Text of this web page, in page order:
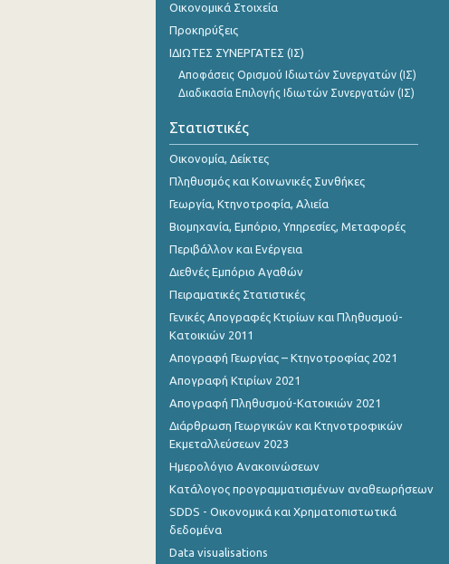
Οικονομικά Στοιχεία
Προκηρύξεις
ΙΔΙΩΤΕΣ ΣΥΝΕΡΓΑΤΕΣ (ΙΣ)
Αποφάσεις Ορισμού Ιδιωτών Συνεργατών (ΙΣ)
Διαδικασία Επιλογής Ιδιωτών Συνεργατών (ΙΣ)
Στατιστικές
Οικονομία, Δείκτες
Πληθυσμός και Κοινωνικές Συνθήκες
Γεωργία, Κτηνοτροφία, Αλιεία
Βιομηχανία, Εμπόριο, Υπηρεσίες, Μεταφορές
Περιβάλλον και Ενέργεια
Διεθνές Εμπόριο Αγαθών
Πειραματικές Στατιστικές
Γενικές Απογραφές Κτιρίων και Πληθυσμού-
Κατοικιών 2011
Απογραφή Γεωργίας – Κτηνοτροφίας 2021
Απογραφή Κτιρίων 2021
Απογραφή Πληθυσμού-Κατοικιών 2021
Διάρθρωση Γεωργικών και Κτηνοτροφικών
Εκμεταλλεύσεων 2023
Ημερολόγιο Ανακοινώσεων
Κατάλογος προγραμματισμένων αναθεωρήσεων
SDDS - Οικονομικά και Χρηματοπιστωτικά
δεδομένα
Data visualisations